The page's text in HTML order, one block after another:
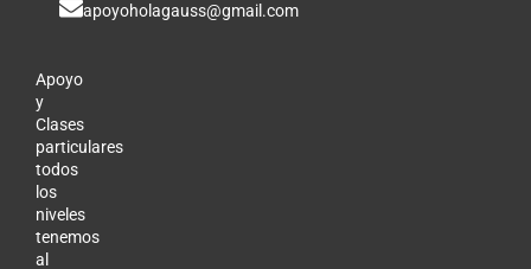
Apoyo
y
Clases
particulares
todos
los
niveles
tenemos
al
apoyoholagauss@gmail.com